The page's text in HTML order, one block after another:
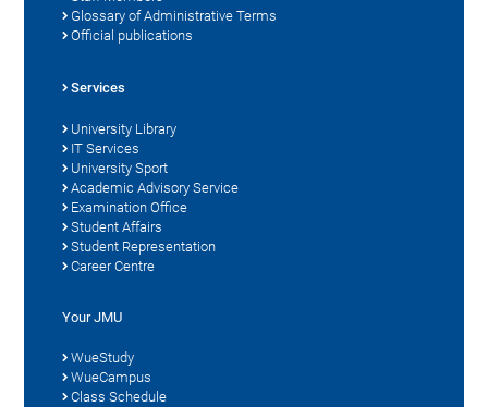
Glossary of Administrative Terms
Official publications
Services
University Library
IT Services
University Sport
Academic Advisory Service
Examination Office
Student Affairs
Student Representation
Career Centre
Your JMU
WueStudy
WueCampus
Class Schedule